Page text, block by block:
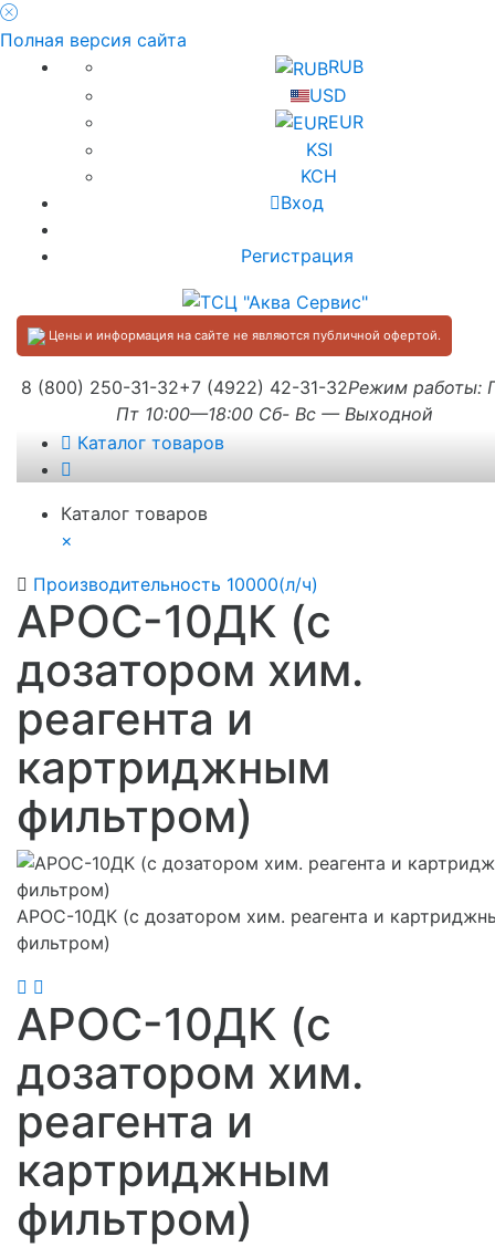
Полная версия сайта
RUB
USD
EUR
KSI
KCH
Вход
Регистрация
Цены и информация на сайте не являются публичной офертой.
8 (800) 250-31-32+7 (4922) 42-31-32Режим работы:
Пт 10:00—18:00 Сб- Вс — Выходной
Каталог товаров
Каталог товаров
×
Производительность 10000(л/ч)
АРОС-10ДК (с
дозатором хим.
реагента и
картриджным
фильтром)
АРОС-10ДК (с дозатором хим. реагента и
фильтром)
АРОС-10ДК (с
дозатором хим.
реагента и
картриджным
фильтром)